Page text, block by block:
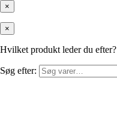
×
×
Hvilket produkt leder du efter?
Søg efter: